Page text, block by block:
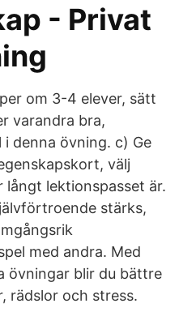
- Privat
om 3-4 elever, sätt
varandra bra,
denna övning. c) Ge
välj
lektionspasset är.
stärks,
med andra. Med
övningar blir du bättre
rädslor och stress.